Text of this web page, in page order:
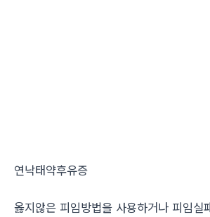
연낙태약후유증
옳지않은 피임방법을 사용하거나 피임실